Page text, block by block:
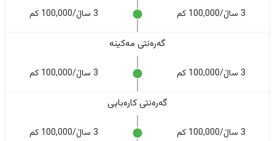
3 ساڵ/100,000 کم 3 ساڵ/100,000 کم
گەرەنتی مەکینە
3 ساڵ/100,000 کم 3 ساڵ/100,000 کم
گەرەنتی کارەبایی
3 ساڵ/100,000 کم 3 ساڵ/100,000 کم